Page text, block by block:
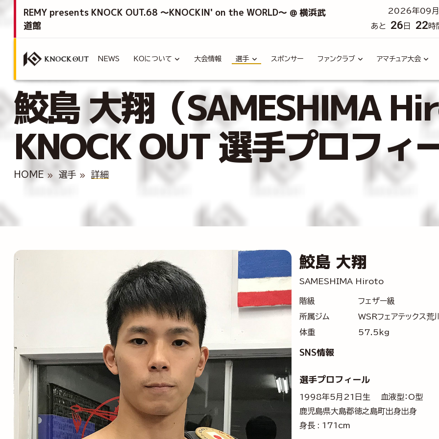
REMY presents KNOCK OUT.68 ～KNOCKIN' on the WORLD～ @ 横浜武
道館
2026年09月
あと
26 日 22時
NEWS KOについて 大会情報 選手 スポンサー ファンクラブ アマチュア大会
鮫島 大翔（SAMESHIMA
KNOCK OUT 選手プロフィ
HOME 選手 詳細
鮫島 大翔
SAMESHIMA Hiroto
階級
フェザー級
所属ジム
WSRフェアテックス荒
体重
57.5kg
SNS情報
選手プロフィール
1998年5月21日生 血液型：O型
鹿児島県大島郡徳之島町出身出身
身長 : 171cm